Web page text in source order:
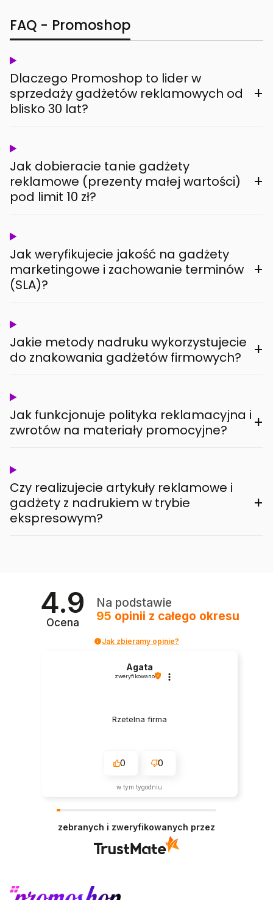
FAQ - Promoshop
Dlaczego Promoshop to lider w
sprzedaży gadżetów reklamowych od
blisko 30 lat?
+
Jak dobieracie tanie gadżety
reklamowe (prezenty małej wartości)
pod limit 10 zł?
+
Jak weryfikujecie jakość na gadżety
marketingowe i zachowanie terminów
(SLA)?
+
Jakie metody nadruku wykorzystujecie
do znakowania gadżetów firmowych?
+
Jak funkcjonuje polityka reklamacyjna i
zwrotów na materiały promocyjne?
+
Czy realizujecie artykuły reklamowe i
gadżety z nadrukiem w trybie
ekspresowym?
+
4.9
Ocena
Na podstawie
95 opinii z całego okresu
Jak zbieramy opinie?
Agata
zweryfikowano
Rzetelna firma
0 0
w tym tygodniu
zebranych i zweryfikowanych przez